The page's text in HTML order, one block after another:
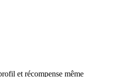
et récompense même